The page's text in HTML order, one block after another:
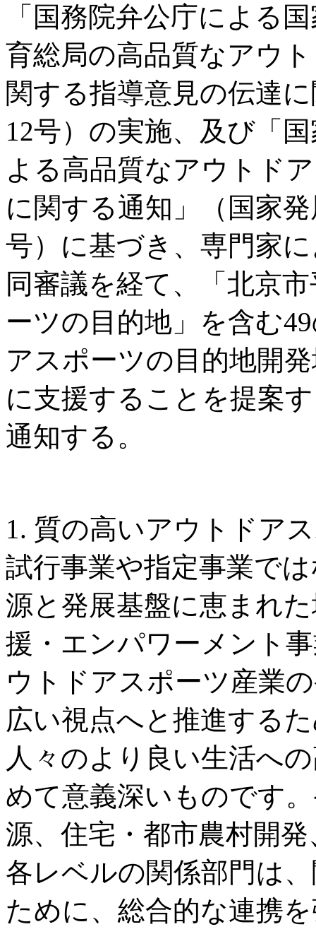
「国務院弁公庁による
育総局の高品質なアウ
関する指導意見の伝達
12号）の実施、及び「
よる高品質なアウトド
に関する通知」（国家
号）に基づき、専門家
同審議を経て、「北京
ーツの目的地」を含む
アスポーツの目的地開
に支援することを提案
通知する。
1. 質の高いアウトドア
試行事業や指定事業で
源と発展基盤に恵まれ
援・エンパワーメント
ウトドアスポーツ産業
広い視点へと推進する
人々のより良い生活へ
めて意義深いものです
源、住宅・都市農村開
各レベルの関係部門は
ために、総合的な連携